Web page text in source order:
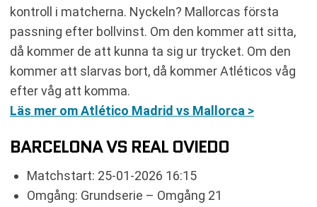
kontroll i matcherna. Nyckeln? Mallorcas första
passning efter bollvinst. Om den kommer att sitta,
då kommer de att kunna ta sig ur trycket. Om den
kommer att slarvas bort, då kommer Atléticos våg
efter våg att komma.
Läs mer om Atlético Madrid vs Mallorca >
BARCELONA VS REAL OVIEDO
Matchstart: 25-01-2026 16:15
Omgång: Grundserie – Omgång 21